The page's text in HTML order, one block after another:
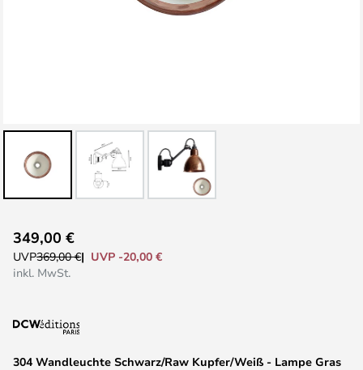
Anfang
der
304 Wandleuchte Schwarz/Raw Kupfer/Weiß - Lampe Gras
349,00 €
UVP369,00 €
UVP -20,00 €
inkl. MwSt.